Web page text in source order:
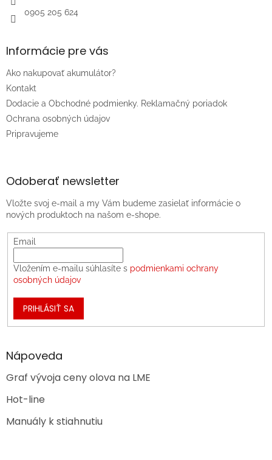
0905 205 624
Informácie pre vás
Ako nakupovať akumulátor?
Kontakt
Dodacie a Obchodné podmienky. Reklamačný poriadok
Ochrana osobných údajov
Pripravujeme
Odoberať newsletter
Vložte svoj e-mail a my Vám budeme zasielať informácie o
nových produktoch na našom e-shope.
Email
Vložením e-mailu súhlasíte s podmienkami ochrany
osobných údajov
PRIHLÁSIŤ SA
Nápoveda
Graf vývoja ceny olova na LME
Hot-line
Manuály k stiahnutiu